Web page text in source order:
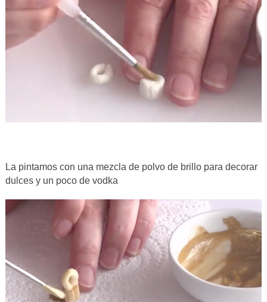
La pintamos con una mezcla de polvo de brillo para decorar
dulces y un poco de vodka